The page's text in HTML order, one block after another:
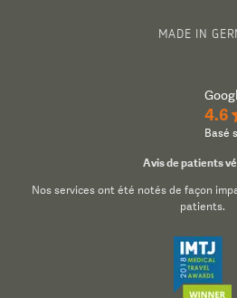
MADE IN
4.6
Basé
Avis de patients
Nos services ont été notés de façon
patients.